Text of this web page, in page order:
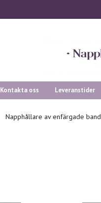
Kontakta oss Leveranstider
Napphållare av enfärgade band